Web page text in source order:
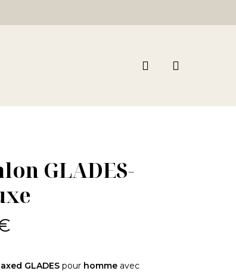
search
Close
GLADES-
GLADES pour homme avec